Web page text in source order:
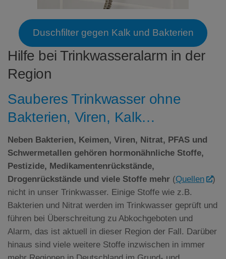
Duschfilter gegen Kalk und Bakterien
Hilfe bei Trinkwasseralarm in der
Region
Sauberes Trinkwasser ohne
Bakterien, Viren, Kalk…
Neben Bakterien, Keimen, Viren, Nitrat, PFAS und
Schwermetallen gehören hormonähnliche Stoffe,
Pestizide, Medikamentenrückstände,
Drogenrückstände und viele Stoffe mehr (Quellen
)
nicht in unser Trinkwasser. Einige Stoffe wie z.B.
Bakterien und Nitrat werden im Trinkwasser geprüft und
führen bei Überschreitung zu Abkochgeboten und
Alarm, das ist aktuell in dieser Region der Fall. Darüber
hinaus sind viele weitere Stoffe inzwischen in immer